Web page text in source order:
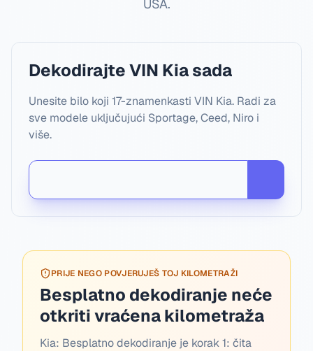
USA.
Dekodirajte VIN Kia sada
Unesite bilo koji 17-znamenkasti VIN Kia. Radi za
sve modele uključujući Sportage, Ceed, Niro i
više.
PRIJE NEGO POVJERUJEŠ TOJ KILOMETRAŽI
Besplatno dekodiranje neće
otkriti vraćena kilometraža
Kia: Besplatno dekodiranje je korak 1: čita